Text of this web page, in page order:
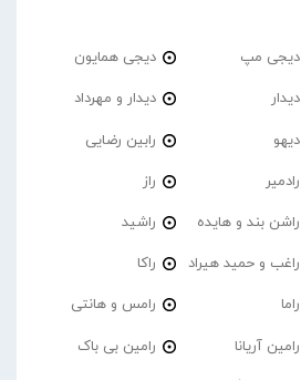
دیجی مپ دیجی همایون
دیدار دیدار و مهرداد
دیهو رابین رضایی
رادمیر راز
راشن بند و هایده راشید
راغب و حمید هیراد راکا
راما رامس و هانتی
رامین آریانا رامین بی باک